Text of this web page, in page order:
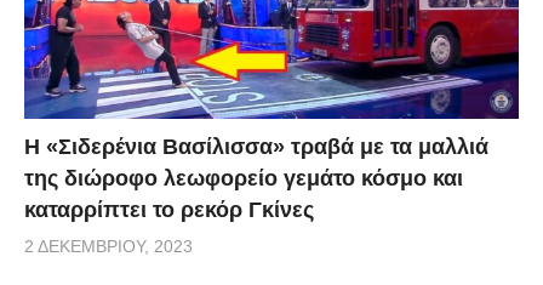
Η «Σιδερένια Βασίλισσα» τραβά με τα μαλλιά
της διώρoφo λεωφoρείο γεμάτο κόσμο και
καταρρίπτει το ρεκόρ Γκίνες
2 ΔΕΚΕΜΒΡΊΟΥ, 2023